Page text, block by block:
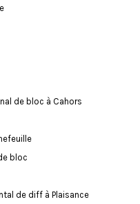
de bloc à Cahors
bloc
de diff à Plaisance